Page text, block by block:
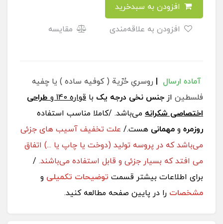
مقایسه
آماده ارسال
روسریِ حُرِّية ( کوفیه ساده ) یا چفیه
فلسطین از جنس نخی درجه یک با قواره 140 و
طراحی
اختصاصی شکرانه می‌باشد. /کاملا مناسب استفاده
روزمره و مهمانی هست./ علت تخفیف آسیب های جزئی
می‌باشد که در پروسه تولید (دوخت یا چاپ یا ...) اتفاق
می افتد که بسیار جزئی و قابل استفاده می‌باشند. /
برای اطلاعات بیشتر قسمت توضیحات تکمیلی و
مشخصات را در پایین صفحه مطالعه کنید.